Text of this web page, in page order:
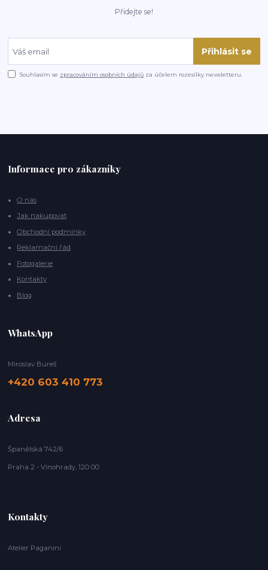
Přidejte se!
Přihlásit se
Souhlasím se zpracováním osobních údajů za účelem rozesílky newsletteru.
Informace pro zákazníky
O nás
Jak nakupovat
Obchodní podmínky
Reklamační řád
Fotogalerie
Kontakty
Blog
WhatsApp
Miroslav Bureš
+420 603 410 773
Adresa
Španělská 742/6
Praha 2 - Vinohrady, 120 00
Kontakty
Atelier Paganini